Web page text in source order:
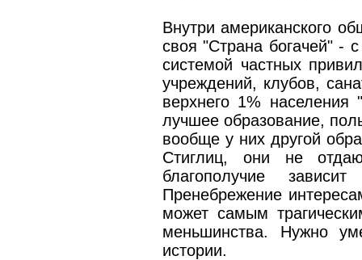
Внутри американского
своя "Страна богачей" -
системой частных
учреждений, клубов,
верхнего 1%
лучшее образование,
вообще у них другой
Стиглиц, они не
благополучие
Пренебрежение
может самым
меньшинства. Нужно
истории.